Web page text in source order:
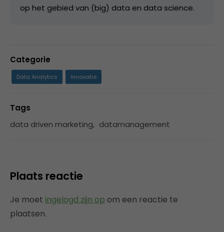
op het gebied van (big) data en data science.
Categorie
Data Analytics Innovatie
Tags
data driven marketing, datamanagement
Plaats reactie
Je moet ingelogd zijn op om een reactie te
plaatsen.